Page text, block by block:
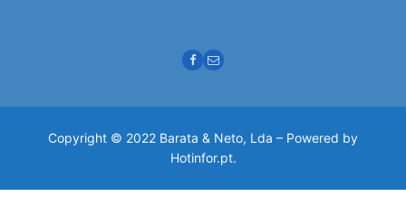
Copyright © 2022 Barata & Neto, Lda – Powered by
Hotinfor.pt.